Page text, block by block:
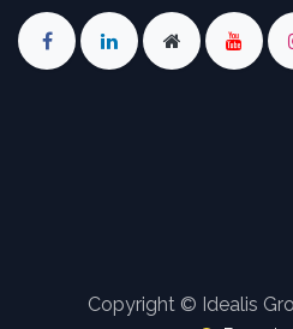
Copyright © Idealis